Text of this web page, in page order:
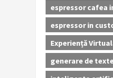
espressor cafea
espressor in
Experiență
generare de